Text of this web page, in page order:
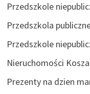
Przedszkole
Przedszkola
Przedszkole
Nieruchomości
Prezenty na dzien